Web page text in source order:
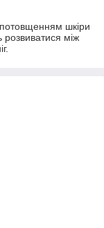
шкіри
розвиватися між